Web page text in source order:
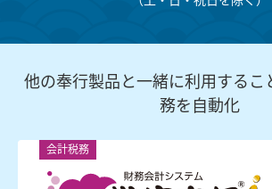
他の奉行製品と一緒に利用するこ
務を自動化
会計税務